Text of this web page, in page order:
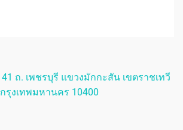
41 ถ. เพชรบุรี แขวงมักกะสัน เขตราชเทวี
กรุงเทพมหานคร 10400